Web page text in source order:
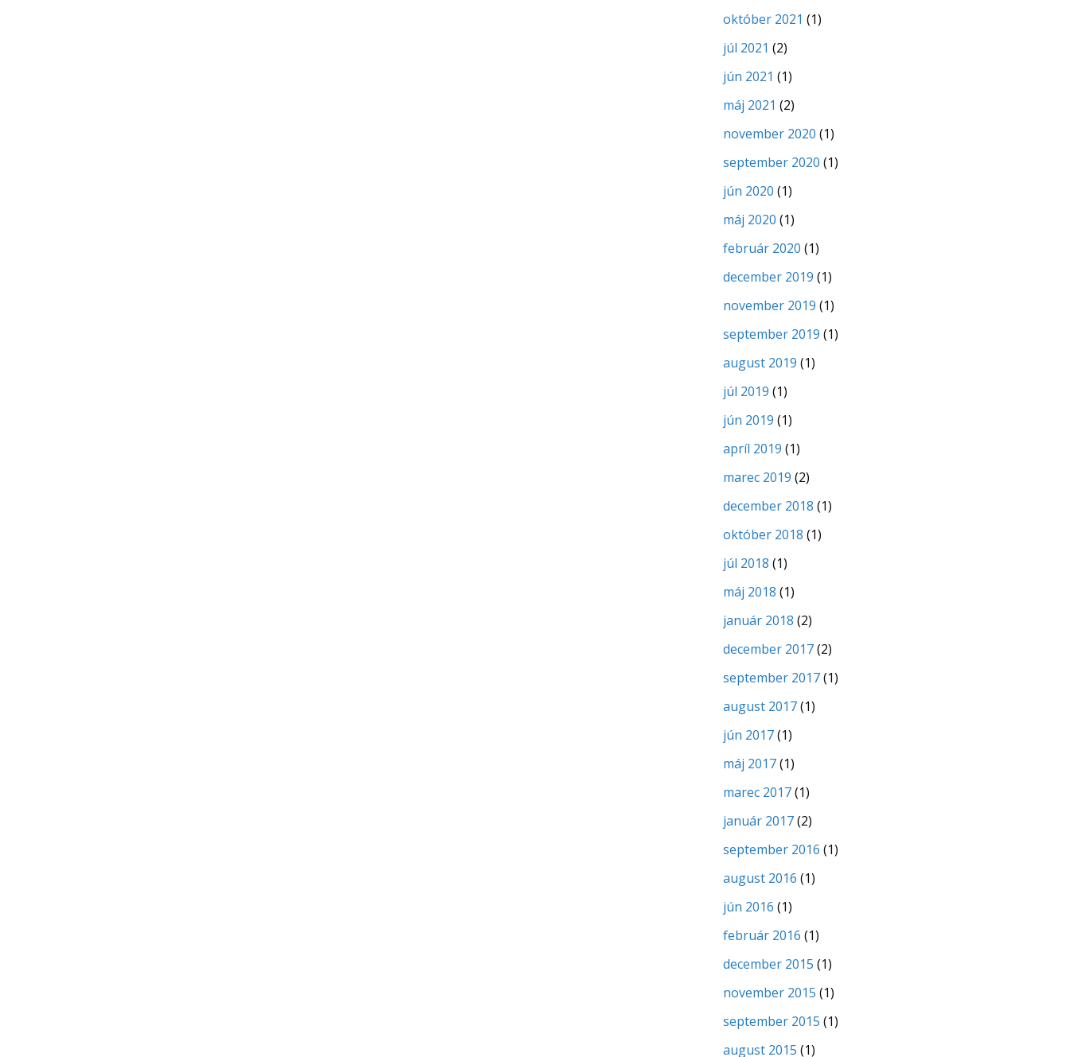
október 2021 (1)
júl 2021 (2)
jún 2021 (1)
máj 2021 (2)
november 2020 (1)
september 2020 (1)
jún 2020 (1)
máj 2020 (1)
február 2020 (1)
december 2019 (1)
november 2019 (1)
september 2019 (1)
august 2019 (1)
júl 2019 (1)
jún 2019 (1)
apríl 2019 (1)
marec 2019 (2)
december 2018 (1)
október 2018 (1)
júl 2018 (1)
máj 2018 (1)
január 2018 (2)
december 2017(2)
september 2017(1)
august 2017(1)
jún 2017(1)
máj 2017(1)
marec 2017(1)
január 2017(2)
september 2016 (1)
august 2016 (1)
jún 2016 (1)
február 2016 (1)
december 2015 (1)
november 2015 (1)
september 2015 (1)
august 2015 (1)